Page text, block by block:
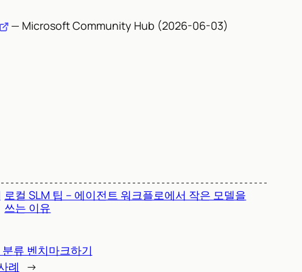
— Microsoft Community Hub (2026-06-03)
로컬 SLM 팁 – 에이전트 워크플로에서 작은 모델을
쓰는 이유
분류 벤치마크하기
례
→